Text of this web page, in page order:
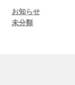
お知らせ
未分類